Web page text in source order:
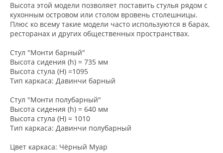
Высота этой модели позволяет поставить стулья рядом с
кухонным островом или столом вровень столешницы.
Плюс ко всему такие модели часто используются в барах,
ресторанах и других общественных пространствах.
Стул "Монти барный"
Высота сидения (h) = 735 мм
Высота стула (H) =1095
Тип каркаса: Давинчи барный
Стул "Монти полубарный"
Высота сидения (h) = 640 мм
Высота стула (H) = 1010
Тип каркаса: Давинчи полубарный
Цвет каркаса: Чёрный Муар